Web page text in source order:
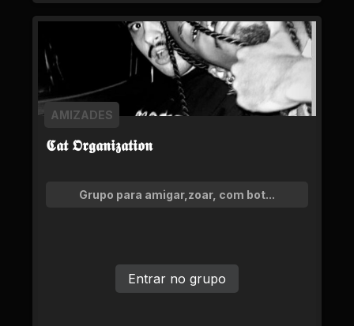
𝕮𝖆𝖙 𝕺𝖗𝖌𝖆𝖓𝖎𝖟𝖆𝖙𝖎𝖔𝖓
AMIZADES
Grupo para amigar,zoar, com bot...
Entrar no grupo